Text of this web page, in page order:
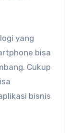
yang
bisa
Cukup
bisnis